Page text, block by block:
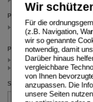
Wir
Für die
(z.B. Navigation,
wir so genannte
notwendig, damit
Darüber hinaus
vergleichbare
von Ihnen
anzupassen. Die
unsere Seiten
Packungsgröße
20 St
(auswahl entfernen)
Preis
< 50.00 (1)
>= 50.00 (1)
Sortieren nach